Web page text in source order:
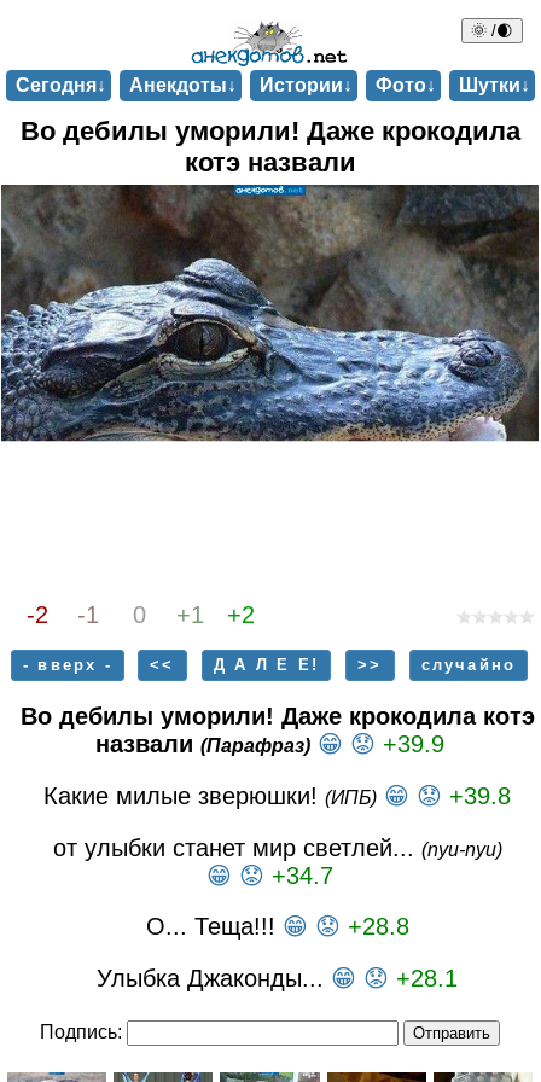
🌞 /🌒
Сегодня↓ Анекдоты↓ Истории↓ Фото↓ Шутки↓
Во дебилы уморили! Даже крокодила
котэ назвали
-2 -1 0 +1 +2
- вверх - << Д А Л Е Е! >> случайно
Во дебилы уморили! Даже крокодила котэ
назвали (Парафраз) 😁 😟 +39.9
Какие милые зверюшки! (ИПБ) 😁 😟 +39.8
от улыбки станет мир светлей... (nyu-nyu)
😁 😟 +34.7
О... Теща!!! 😁 😟 +28.8
Улыбка Джаконды... 😁 😟 +28.1
Подпись: